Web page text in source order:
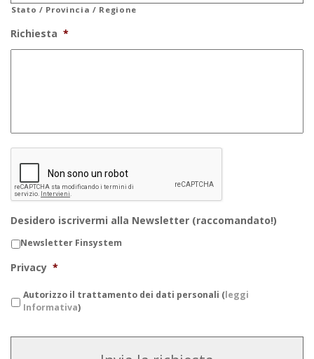
Stato / Provincia / Regione
Richiesta *
Desidero iscrivermi alla Newsletter (raccomandato!)
Newsletter Finsystem
Privacy *
Autorizzo il trattamento dei dati personali (leggi
Informativa)